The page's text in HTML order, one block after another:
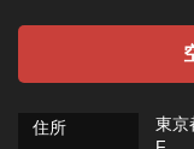
住所
東京